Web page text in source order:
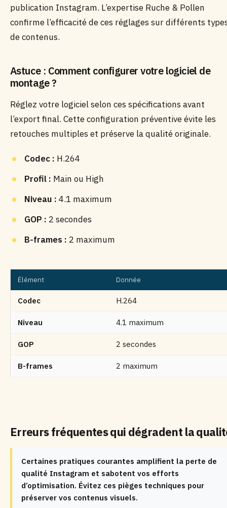
publication Instagram. L’expertise Ruche & Pollen
confirme l’efficacité de ces réglages sur différents
de contenus.
Astuce : Comment configurer votre logiciel de
montage ?
Réglez votre logiciel selon ces spécifications avant
l’export final. Cette configuration préventive évite les
retouches multiples et préserve la qualité originale.
Codec : H.264
Profil : Main ou High
Niveau : 4.1 maximum
GOP : 2 secondes
B-frames : 2 maximum
Élément Donnée
Codec H.264
Niveau 4.1 maximum
GOP 2 secondes
B-frames 2 maximum
Erreurs fréquentes qui dégradent la
Certaines pratiques courantes amplifient la perte de
qualité Instagram et sabotent vos efforts
d’optimisation. Évitez ces pièges techniques pour
préserver vos contenus visuels.